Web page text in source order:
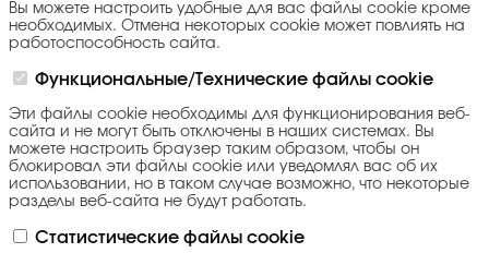
Вы можете настроить удобные для вас файлы cookie кроме
необходимых. Отмена некоторых cookie может повлиять на
работоспособность сайта.
Функциональные/Технические файлы cookie
Эти файлы cookie необходимы для функционирования веб-
сайта и не могут быть отключены в наших системах. Вы
можете настроить браузер таким образом, чтобы он
блокировал эти файлы cookie или уведомлял вас об их
использовании, но в таком случае возможно, что некоторые
разделы веб-сайта не будут работать.
Статистические файлы cookie